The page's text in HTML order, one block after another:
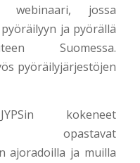
webinaari, jossa
ja pyörällä
Suomessa.
pyöräilyjärjestöjen
kokeneet
opastavat
ajoradoilla ja muilla